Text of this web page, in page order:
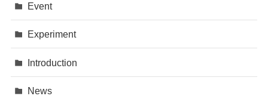
Event
Experiment
Introduction
News